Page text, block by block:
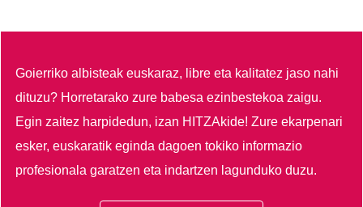
Goierriko albisteak euskaraz, libre eta kalitatez jaso nahi
dituzu? Horretarako zure babesa ezinbestekoa zaigu.
Egin zaitez harpidedun, izan HITZAkide!Zure ekarpenari
esker, euskaratik eginda dagoen tokiko informazio
profesionala garatzen eta indartzen lagunduko duzu.